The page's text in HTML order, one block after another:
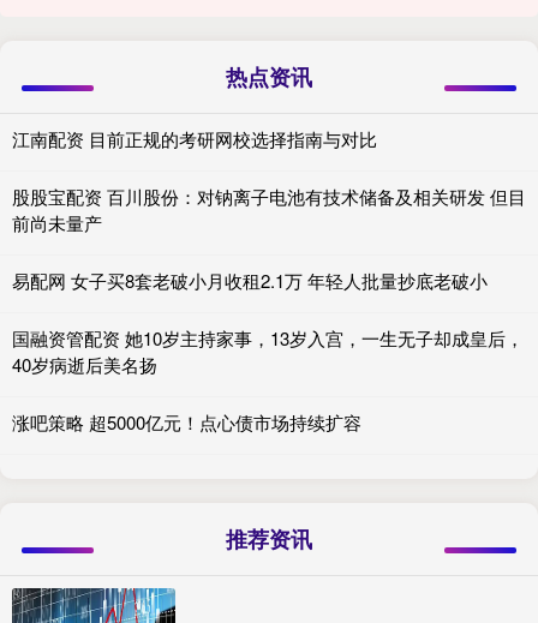
热点资讯
江南配资 目前正规的考研网校选择指南与对比
股股宝配资 百川股份：对钠离子电池有技术储备及相关研发 但目
前尚未量产
易配网 女子买8套老破小月收租2.1万 年轻人批量抄底老破小
国融资管配资 她10岁主持家事，13岁入宫，一生无子却成皇后，
40岁病逝后美名扬
涨吧策略 超5000亿元！点心债市场持续扩容
推荐资讯